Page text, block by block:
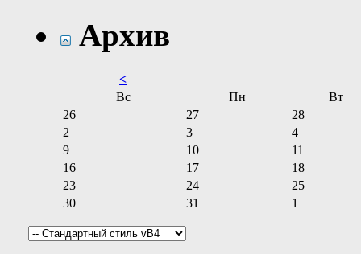
Архив
<
Вс
Пн
Вт
26
27
28
2
3
4
9
10
11
16
17
18
23
24
25
30
31 1